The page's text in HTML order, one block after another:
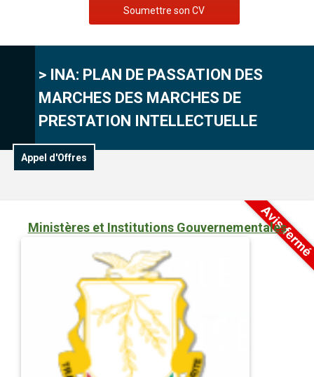
Soumettre son CV
> INA: PLAN DE PASSATION DES
MARCHES DES MARCHES DE
PRESTATION INTELLECTUELLE
Appel d'Offres
Ministères et Institutions Gouvernementales